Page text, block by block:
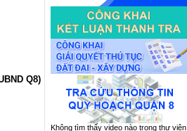
Q8)
THỰC HIỆN CHƯƠNG TRÌNH
TỔNG THỂ CẢI CÁCH HÀNH
CHÍNH NHÀ NƯỚC GIAI
ĐOẠN 2021 - 2030(08/06)
■QUẬN 8 TIẾP XÚC, ĐỐI
THOẠI VỚI DOANH NGHIỆP
TRÊN ĐỊA BÀN NĂM 2025
(05/06)
Không tìm thấy video nào trong thư viện